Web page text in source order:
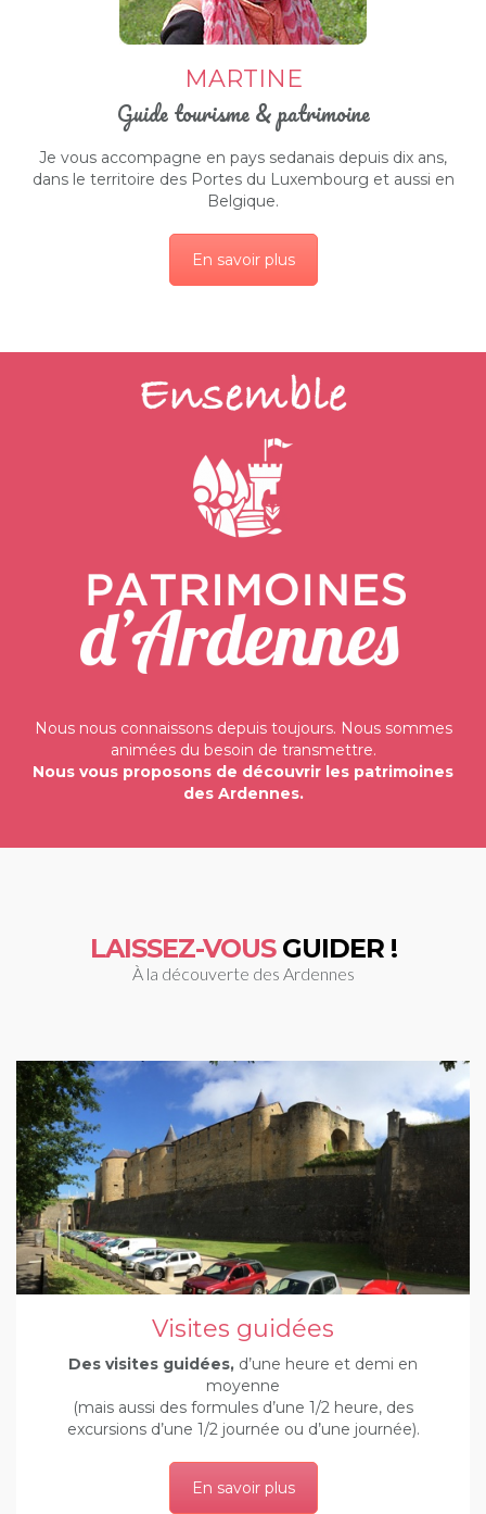
MARTINE
Guide tourisme & patrimoine
Je vous accompagne en pays sedanais depuis dix ans,
dans le territoire des Portes du Luxembourg et aussi en
Belgique.
En savoir plus
Nous nous connaissons depuis toujours. Nous sommes
animées du besoin de transmettre.
Nous vous proposons de découvrir les patrimoines
des Ardennes.
LAISSEZ-VOUS GUIDER !
À la découverte des Ardennes
Visites guidées
Des visites guidées, d’une heure et demi en
moyenne
(mais aussi des formules d’une 1/2 heure, des
excursions d’une 1/2 journée ou d’une journée).
En savoir plus